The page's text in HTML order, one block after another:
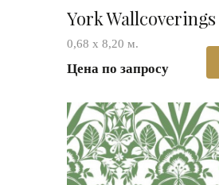
York Wallcoverings
0,68 х 8,20 м.
Цена по запросу